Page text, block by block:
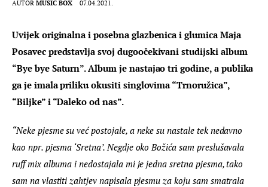
AUTOR MUSIC BOX 07.04.2021.
Uvijek originalna i posebna glazbenica i glumica Maja
Posavec predstavlja svoj dugoočekivani studijski album
“Bye bye Saturn”. Album je nastajao tri godine, a publika
ga je imala priliku okusiti singlovima “Trnoružica”,
“Biljke” i “Daleko od nas”.
“Neke pjesme su već postojale, a neke su nastale tek nedavno
kao npr. pjesma ‘Sretna’. Negdje oko Božića sam preslušavala
ruff mix albuma i nedostajala mi je jedna sretna pjesma, tako
sam na vlastiti zahtjev napisala pjesmu za koju sam smatrala